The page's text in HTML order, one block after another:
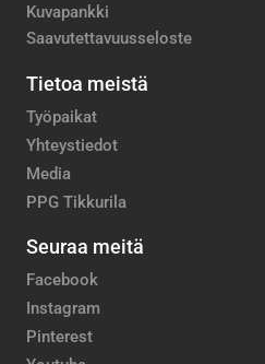
Kuvapankki
Saavutettavuusseloste
Tietoa meistä
Työpaikat
Yhteystiedot
Media
PPG Tikkurila
Seuraa meitä
Facebook
Instagram
Pinterest